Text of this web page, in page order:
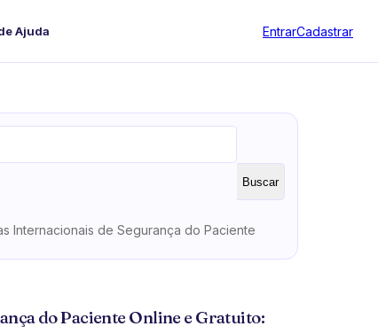
Ajuda EntrarCadastrar
Buscar
Internacionais de Segurança do Paciente
do Paciente Online e Gratuito: